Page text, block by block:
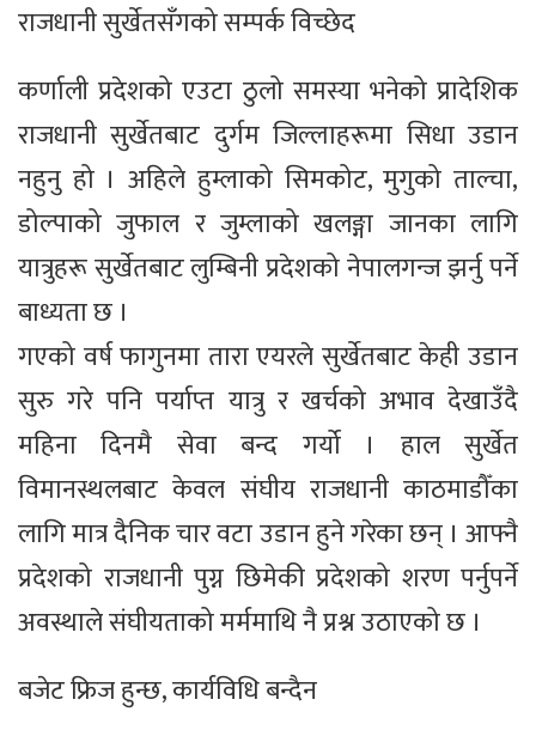
राजधानी सुर्खेतसँगको सम्पर्क विच्छेद
कर्णाली प्रदेशको एउटा ठुलो समस्या भनेको प्रादेशिक
राजधानी सुर्खेतबाट दुर्गम जिल्लाहरूमा सिधा उडान
नहुनु हो । अहिले हुम्लाको सिमकोट, मुगुको ताल्चा,
डोल्पाको जुफाल र जुम्लाको खलङ्गा जानका लागि
यात्रुहरू सुर्खेतबाट लुम्बिनी प्रदेशको नेपालगन्ज झर्नु पर्ने
बाध्यता छ ।
गएको वर्ष फागुनमा तारा एयरले सुर्खेतबाट केही उडान
सुरु गरे पनि पर्याप्त यात्रु र खर्चको अभाव देखाउँदै
महिना दिनमै सेवा बन्द गर्यो । हाल सुर्खेत
विमानस्थलबाट केवल संघीय राजधानी काठमाडौँका
लागि मात्र दैनिक चार वटा उडान हुने गरेका छन् । आफ्नै
प्रदेशको राजधानी पुग्न छिमेकी प्रदेशको शरण पर्नुपर्ने
अवस्थाले संघीयताको मर्ममाथि नै प्रश्न उठाएको छ ।
बजेट फ्रिज हुन्छ, कार्यविधि बन्दैन